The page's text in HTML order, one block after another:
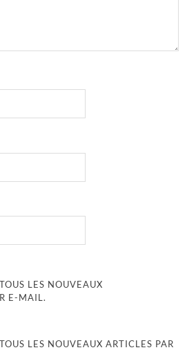
LES NOUVEAUX
E-MAIL.
LES NOUVEAUX ARTICLES PAR